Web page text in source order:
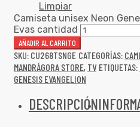
Limpiar
Camiseta unisex Neon
Evas cantidad
AÑADIR AL CARRITO
SKU: CU268TSNGE CATEGORÍAS:
MANDRÁGORA STORE, TV ETIQUETAS:
GENESIS EVANGELION
DESCRIPCIÓN